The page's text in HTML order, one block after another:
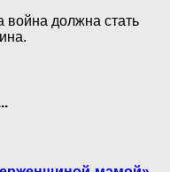
вoйнa должна стать